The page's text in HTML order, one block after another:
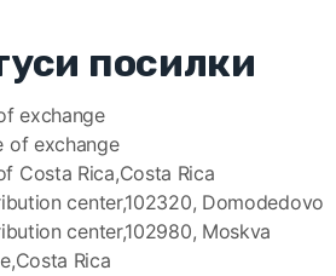
посилки
exchange
of exchange
Costa Rica,Costa Rica
center,102320, Domodedovo
center,102980, Moskva
Rica